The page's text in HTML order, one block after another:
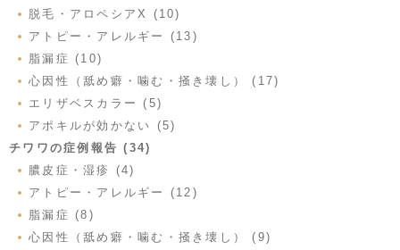
脱毛・アロペシアX (10)
アトピー・アレルギー (13)
脂漏症 (10)
心因性（舐め癖・噛む・掻き壊し） (17)
エリザベスカラー (5)
アポキルが効かない (5)
チワワの症例報告 (34)
膿皮症・湿疹 (4)
アトピー・アレルギー (12)
脂漏症 (8)
心因性（舐め癖・噛む・掻き壊し） (9)